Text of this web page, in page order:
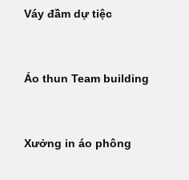
Váy đầm dự tiệc
Áo thun Team building
Xưởng in áo phông